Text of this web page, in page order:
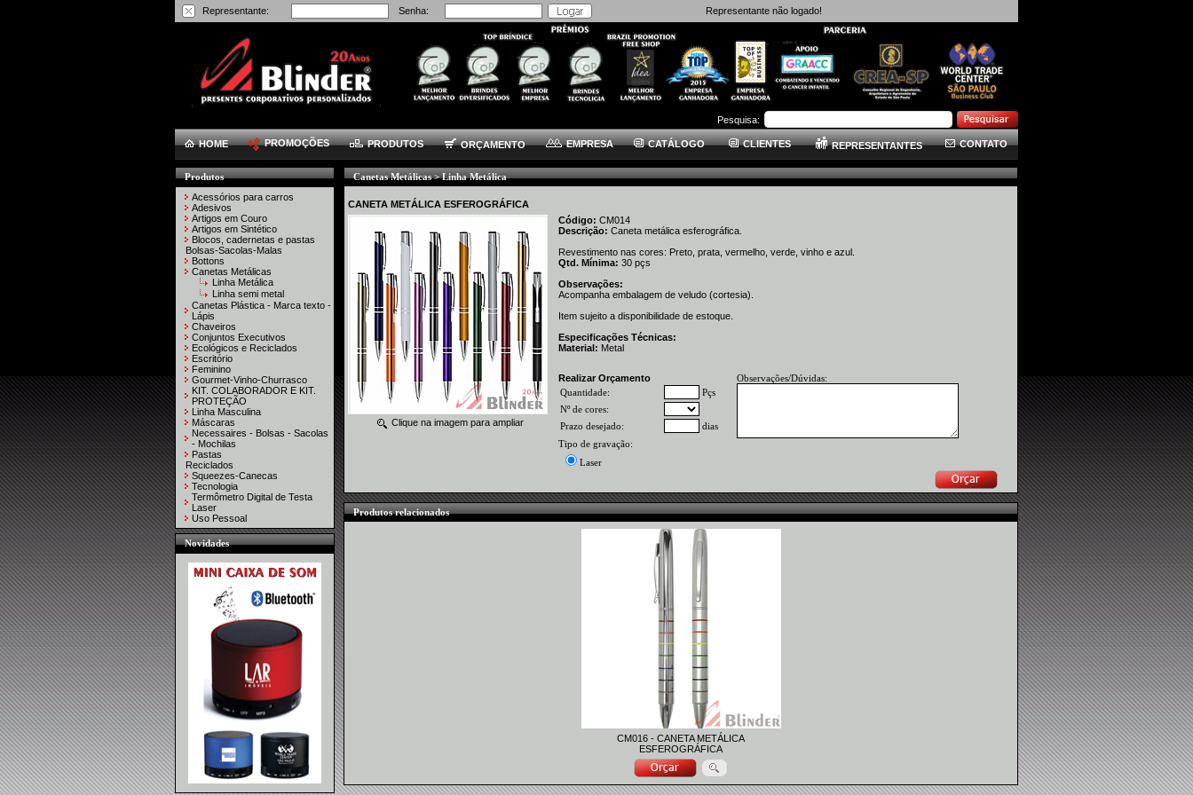
Representante: Senha: Representante não logado!
Pesquisa:
HOME PROMOÇÕES PRODUTOS ORÇAMENTO EMPRESA CATÁLOGO CLIENTES REPRESENTANTES CONTATO
Produtos
Acessórios para carros
Adesivos
Artigos em Couro
Artigos em Sintético
Blocos, cadernetas e pastas
Bolsas-Sacolas-Malas
Bottons
Canetas Metálicas
Linha Metálica
Linha semi metal
Canetas Plástica - Marca texto -
Lápis
Chaveiros
Conjuntos Executivos
Ecológicos e Reciclados
Escritório
Feminino
Gourmet-Vinho-Churrasco
KIT. COLABORADOR E KIT.
PROTEÇÃO
Linha Masculina
Máscaras
Necessaires - Bolsas - Sacolas
- Mochilas
Pastas
Reciclados
Squeezes-Canecas
Tecnologia
Termômetro Digital de Testa
Laser
Uso Pessoal
Novidades
Canetas Metálicas > Linha Metálica
CANETA METÁLICA ESFEROGRÁFICA
Clique na imagem para ampliar
Código: CM014
Descrição: Caneta metálica esferográfica.
Revestimento nas cores: Preto, prata, vermelho, verde, vinho e azul.
Qtd. Mínima: 30 pçs
Observações:
Acompanha embalagem de veludo (cortesia).
Item sujeito a disponibilidade de estoque.
Especificações Técnicas:
Material: Metal
Realizar Orçamento
Observações/Dúvidas:
Quantidade:
Pçs
Nº de cores:
Prazo desejado:
dias
Tipo de gravação:
Laser
Produtos relacionados
CM016 - CANETA METÁLICA
ESFEROGRÁFICA